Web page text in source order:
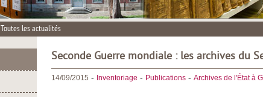
Toutes les actualités
Seconde Guerre mondiale : les archives du
14/09/2015 - Inventoriage - Publications - Archives de l'État à